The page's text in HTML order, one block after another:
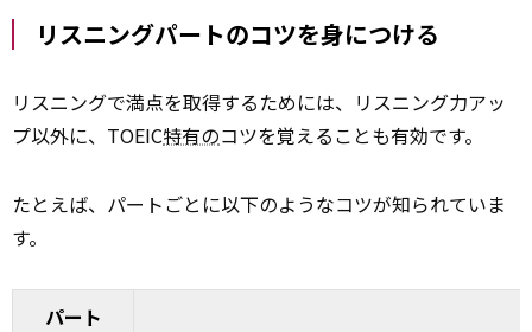
リスニングパートのコツを身につける
リスニングで満点を取得するためには、リスニング力アッ
プ以外に、TOEIC特有のコツを覚えることも有効です。
たとえば、パートごとに以下のようなコツが知られていま
す。
パート